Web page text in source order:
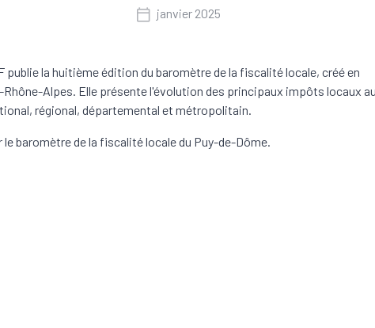
janvier 2025
publie la huitième édition du baromètre de la fiscalité locale, créé en
Rhône-Alpes. Elle présente l'évolution des principaux impôts locaux au
régional, départemental et métropolitain.
le baromètre de la fiscalité locale du Puy-de-Dôme.